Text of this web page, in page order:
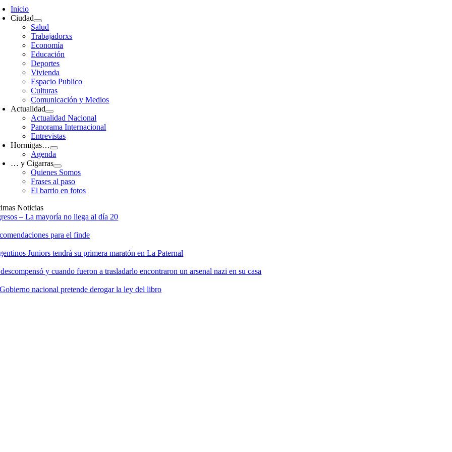
Inicio
Ciudad
Salud
Trabajadorxs
Economía
Educación
Deportes
Vivienda
Espacio Publico
Culturas
Comunicación y Medios
Actualidad
Actualidad Nacional
Panorama Internacional
Entrevistas
Hormigas…
Agenda
… y Cigarras
Quienes Somos
Frases al paso
El barrio en fotos
Noticias
– La mayoría no llega al día 20
para el finde
Juniors tendrá su primera maratón en La Paternal
y cuando fueron a trasladarlo encontraron un arsenal nazi en su casa
nacional pretende derogar la ley del libro